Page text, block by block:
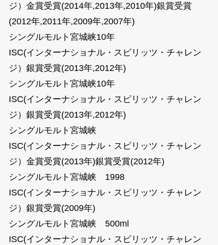
ジ）金賞受賞(2014年,2013年,2010年)銀賞受賞
(2012年,2011年,2009年,2007年)
シングルモルト宮城峡10年
ISC(インターナショナル・スピリッツ・チャレン
ジ）銀賞受賞(2013年,2012年)
シングルモルト宮城峡10年
ISC(インターナショナル・スピリッツ・チャレン
ジ）銀賞受賞(2013年,2012年)
シングルモルト宮城峡
ISC(インターナショナル・スピリッツ・チャレン
ジ）金賞受賞(2013年)銀賞受賞(2012年)
シングルモルト宮城峡 1998
ISC(インターナショナル・スピリッツ・チャレン
ジ）銀賞受賞(2009年)
シングルモルト宮城峡 500ml
ISC(インターナショナル・スピリッツ・チャレン